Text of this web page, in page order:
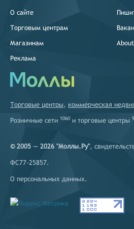
О сайте
Торговым центрам
Магазинам
Реклама
Торговые центры, коммерческая
Розничные сети 1060 и торговые центры
© 2005 — 2026 "Моллы.Ру",
ФС77-25857.
О персональных данных.